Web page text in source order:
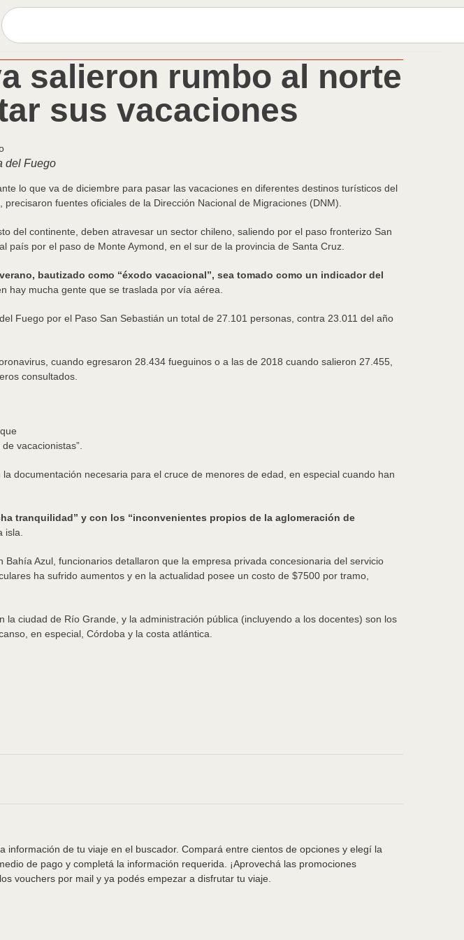
salieron rumbo al norte
sus vacaciones
del Fuego
lo que va de diciembre para pasar las vacaciones en diferentes destinos turísticos del
fuentes oficiales de la Dirección Nacional de Migraciones (DNM).
del continente, deben atravesar un sector chileno, saliendo por el paso fronterizo San
por el paso de Monte Aymond, en el sur de la provincia de Santa Cruz.
bautizado como “éxodo vacacional”, sea tomado como un indicador del
hay mucha gente que se traslada por vía aérea.
Fuego por el Paso San Sebastián un total de 27.101 personas, contra 23.011 del año
cuando egresaron 28.434 fueguinos o a las de 2018 cuando salieron 27.455,
consultados.
vacacionistas”.
documentación necesaria para el cruce de menores de edad, en especial cuando han
tranquilidad” y con los “inconvenientes propios de la aglomeración de
Azul, funcionarios detallaron que la empresa privada concesionaria del servicio
ha sufrido aumentos y en la actualidad posee un costo de $7500 por tramo,
ciudad de Río Grande, y la administración pública (incluyendo a los docentes) son los
en especial, Córdoba y la costa atlántica.
de tu viaje en el buscador. Compará entre cientos de opciones y elegí la
de pago y completá la información requerida. ¡Aprovechá las promociones
vouchers por mail y ya podés empezar a disfrutar tu viaje.